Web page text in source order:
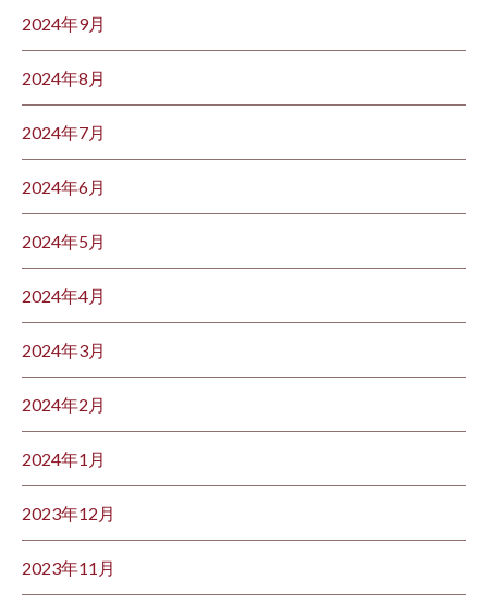
2024年9月
2024年8月
2024年7月
2024年6月
2024年5月
2024年4月
2024年3月
2024年2月
2024年1月
2023年12月
2023年11月